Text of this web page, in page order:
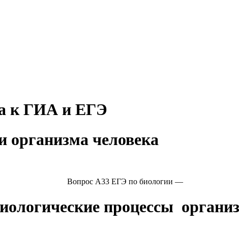
к ГИА и ЕГЭ
организма человека
Вопрос А33 ЕГЭ по биологии —
процессы